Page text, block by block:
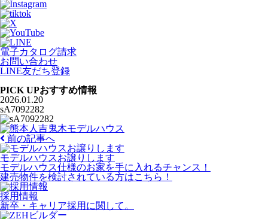
電子カタログ請求
お問い合わせ
LINE友だち登録
PICK UPおすすめ情報
2026.01.20
sA7092282
前の記事へ
モデルハウスお譲りします
モデルハウス仕様のお家を手に入れるチャンス！
建売物件を検討されている方はこちら！
採用情報
新卒・キャリア採用に関して。